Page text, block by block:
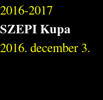
2016-2017
SZEPI Kupa
2016. december 3.